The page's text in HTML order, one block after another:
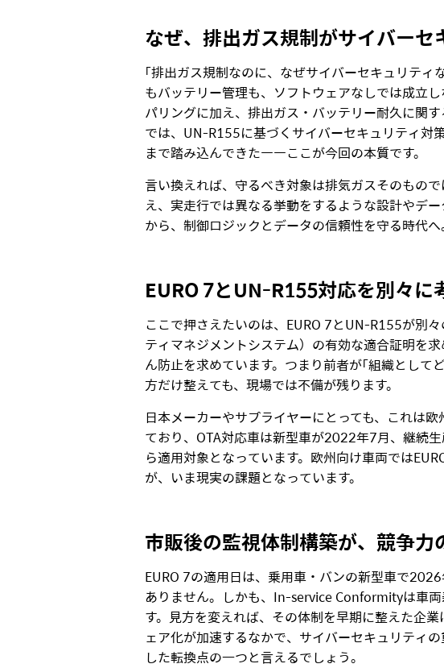
なぜ、排出ガス規制がサイバーセ
「排出ガス規制なのに、なぜサイバーセキュリテ
もバッテリー管理も、ソフトウェアなしでは成立
パリングに加え、排出ガス・バッテリー耐久に関
では、UN-R155に基づくサイバーセキュリティ対
まで踏み込んできた――ここが今回の本質です。
言い換えれば、守るべき対象は排気ガスそのもの
え、実走行では異なる挙動をするような設計やデ
から、制御ロジックとデータの信頼性を守る時代へ
EURO 7とUN-R155対応を別々に
ここで押さえたいのは、EURO 7とUN-R155が別
ティマネジメントシステム）の有効な適合証明を
ん防止を求めています。つまり前者が「組織として
方だけ整えても、現場では不備が残ります。
日本メーカーやサプライヤーにとっても、これは
ており、OTA対応車は新型車が2022年7月、継続
ら適用対象となっています。欧州向け車両では
が、いま現実の課題となっています。
市販後の監視体制構築が、競争力
EURO 7の適用日は、乗用車・バンの新型車で
ありません。しかも、In-service Conformityは車
す。見方を変えれば、その体制を早期に整えた企
ェア化が加速するなかで、サイバーセキュリティ
した転換点の一つと言えるでしょう。